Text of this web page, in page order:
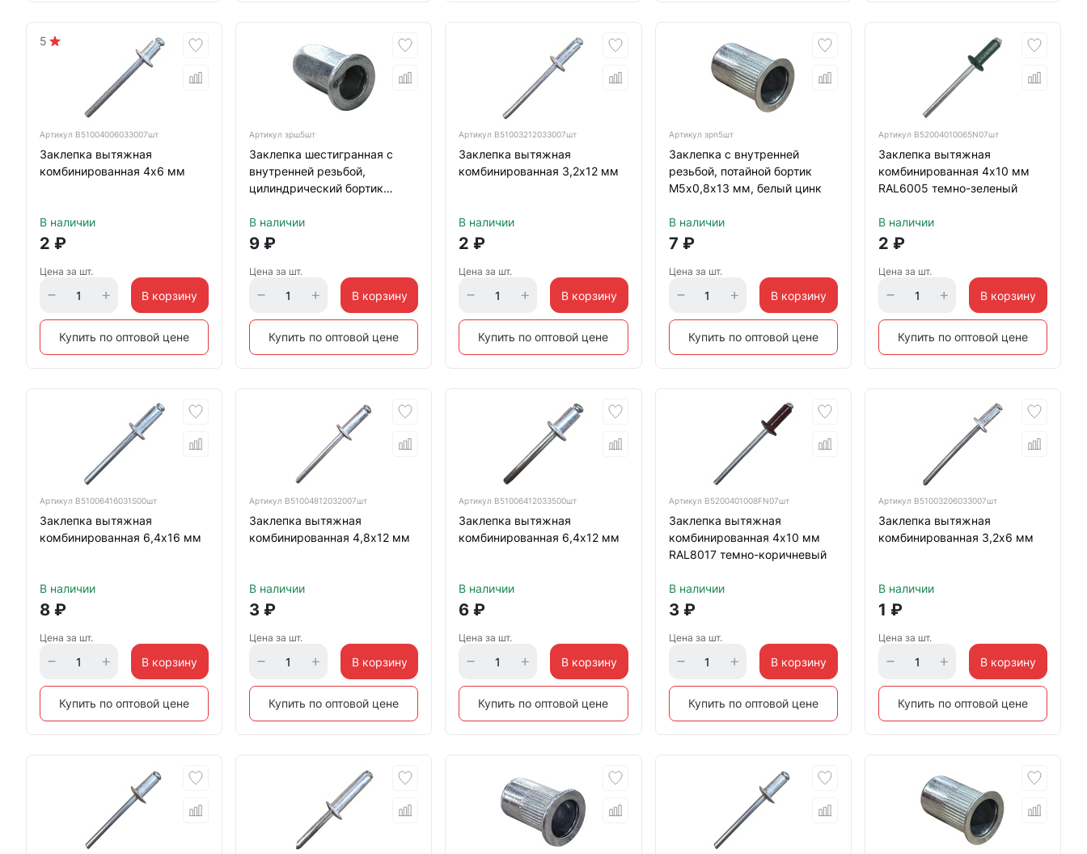
5
Артикул B51004006033007шт
Заклепка вытяжная
комбинированная 4х6 мм
В наличии
2 ₽
Цена за шт.
В корзину
Купить по оптовой цене
Артикулзрш5шт
Заклепка шестигранная с
внутренней резьбой,
цилиндрический бортик
В наличии
9 ₽
Цена за шт.
В корзину
Купить по оптовой цене
Артикул B51003212033007шт
Заклепка вытяжная
комбинированная 3,2х12 мм
В наличии
2 ₽
Цена за шт.
В корзину
Купить по оптовой цене
Артикул зрп5шт
Заклепка с внутренней
резьбой, потайной бортик
М5х0,8х13 мм, белый цинк
В наличии
7 ₽
Цена за шт.
В корзину
Купить по оптовой цене
Артикул B52004010065N07шт
Заклепка вытяжная
комбинированная 4х10 мм
RAL6005 темно-зеленый
В наличии
2 ₽
Цена за шт.
В корзину
Купить по оптовой цене
Артикул B51006416031S00шт
Заклепка вытяжная
комбинированная 6,4х16 мм
В наличии
8 ₽
Цена за шт.
В корзину
Купить по оптовой цене
Артикул B51004812032007шт
Заклепка вытяжная
комбинированная 4,8х12 мм
В наличии
3 ₽
Цена за шт.
В корзину
Купить по оптовой цене
Артикул B51006412033500шт
Заклепка вытяжная
комбинированная 6,4х12 мм
В наличии
6 ₽
Цена за шт.
В корзину
Купить по оптовой цене
Артикул B5200401008FN07шт
Заклепка вытяжная
комбинированная 4х10 мм
RAL8017 темно-коричневый
В наличии
3 ₽
Цена за шт.
В корзину
Купить по оптовой цене
Артикул B51003206033007шт
Заклепка вытяжная
комбинированная 3,2х6 мм
В наличии
1 ₽
Цена за шт.
В корзину
Купить по оптовой цене